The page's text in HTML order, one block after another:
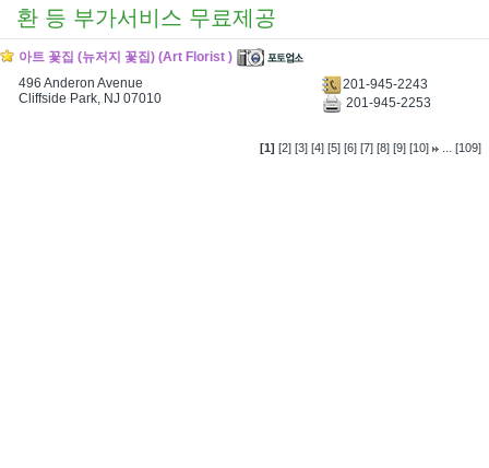
환 등 부가서비스 무료제공
아트 꽃집 (뉴저지 꽃집) (Art Florist )
496 Anderon Avenue
Cliffside Park, NJ 07010
201-945-2243
201-945-2253
[1] [2] [3] [4] [5] [6] [7] [8] [9] [10] ... [109]